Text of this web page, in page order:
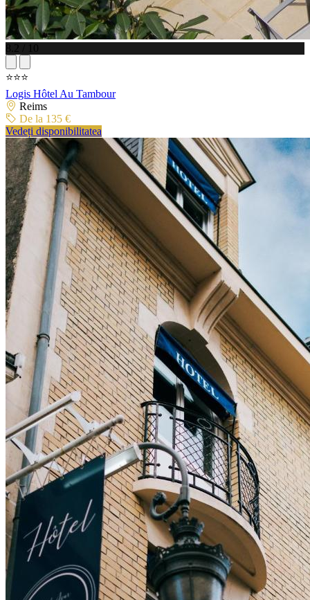
8.2 / 10
⭐⭐⭐
Logis Hôtel Au Tambour
Reims
De la 135 €
Vedeți disponibilitatea